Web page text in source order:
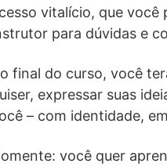
vitalício, que
para dúvidas e
final do curso, você
expressar suas
– com identidade,
você quer